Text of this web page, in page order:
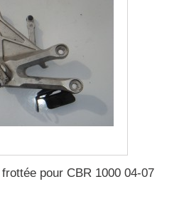
pour CBR 1000 04-07